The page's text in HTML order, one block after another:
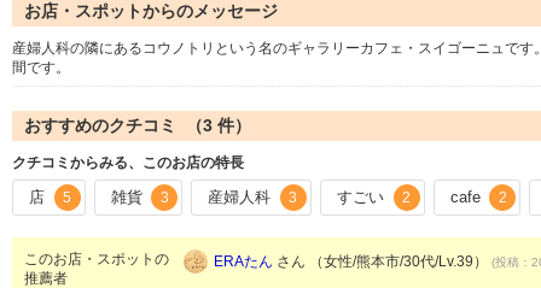
お店・スポットからのメッセージ
産婦人科の隣にあるコウノトリという名のギャラリーカフェ・スイゴーニュで
間です。
おすすめのクチコミ （3 件）
クチコミからみる、このお店の特長
店 5 雑貨 3 産婦人科 3 すごい 2 cafe 2
このお店・スポットの
推薦者
ERAたん さん （女性/熊本市/30代/Lv.39） (投稿：